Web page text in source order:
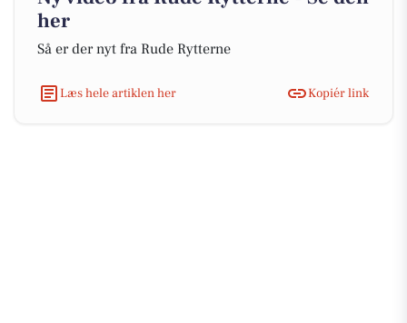
her
Så er der nyt fra Rude Rytterne
Læs hele artiklen her Kopiér link